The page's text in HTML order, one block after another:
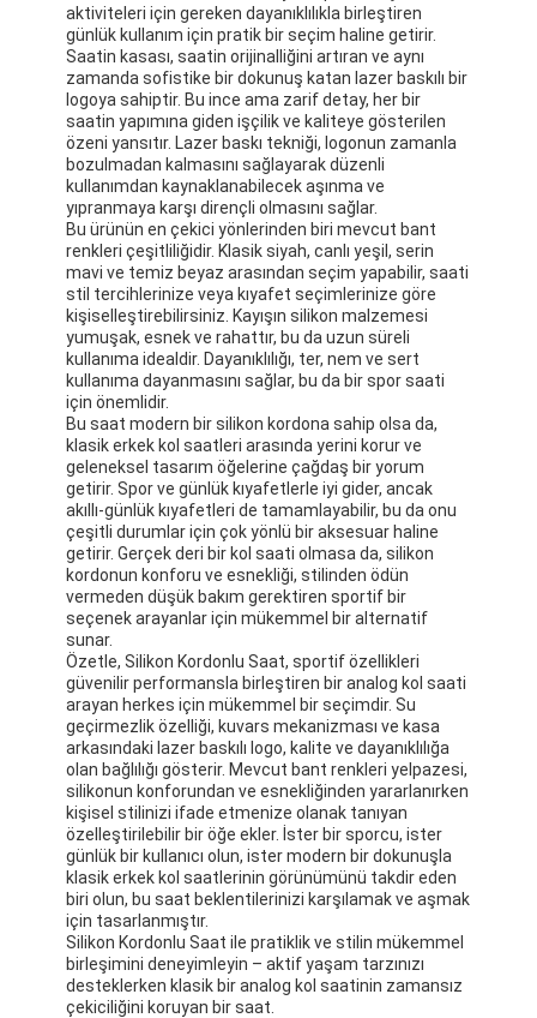
Evde
Ürün
Hakkımızda
Fabrika Turu
Kalite kontrolü
Bizimle İletişim
Haberler
Davalar
Blog
aktiviteleri için gereken dayanıklılıkla birleştiren
günlük kullanım için pratik bir seçim haline getirir.
Saatin kasası, saatin orijinalliğini artıran ve aynı
zamanda sofistike bir dokunuş katan lazer baskılı bir
logoya sahiptir. Bu ince ama zarif detay, her bir
saatin yapımına giden işçilik ve kaliteye gösterilen
özeni yansıtır. Lazer baskı tekniği, logonun zamanla
bozulmadan kalmasını sağlayarak düzenli
kullanımdan kaynaklanabilecek aşınma ve
yıpranmaya karşı dirençli olmasını sağlar.
Bu ürünün en çekici yönlerinden biri mevcut bant
renkleri çeşitliliğidir. Klasik siyah, canlı yeşil, serin
mavi ve temiz beyaz arasından seçim yapabilir, saati
stil tercihlerinize veya kıyafet seçimlerinize göre
kişiselleştirebilirsiniz. Kayışın silikon malzemesi
yumuşak, esnek ve rahattır, bu da uzun süreli
kullanıma idealdir. Dayanıklılığı, ter, nem ve sert
kullanıma dayanmasını sağlar, bu da bir spor saati
için önemlidir.
Bu saat modern bir silikon kordona sahip olsa da,
klasik erkek kol saatleri arasında yerini korur ve
geleneksel tasarım öğelerine çağdaş bir yorum
getirir. Spor ve günlük kıyafetlerle iyi gider, ancak
akıllı-günlük kıyafetleri de tamamlayabilir, bu da onu
çeşitli durumlar için çok yönlü bir aksesuar haline
getirir. Gerçek deri bir kol saati olmasa da, silikon
kordonun konforu ve esnekliği, stilinden ödün
vermeden düşük bakım gerektiren sportif bir
seçenek arayanlar için mükemmel bir alternatif
sunar.
Özetle, Silikon Kordonlu Saat, sportif özellikleri
güvenilir performansla birleştiren bir analog kol saati
arayan herkes için mükemmel bir seçimdir. Su
geçirmezlik özelliği, kuvars mekanizması ve kasa
arkasındaki lazer baskılı logo, kalite ve dayanıklılığa
olan bağlılığı gösterir. Mevcut bant renkleri yelpazesi,
silikonun konforundan ve esnekliğinden yararlanırken
kişisel stilinizi ifade etmenize olanak tanıyan
özelleştirilebilir bir öğe ekler. İster bir sporcu, ister
günlük bir kullanıcı olun, ister modern bir dokunuşla
klasik erkek kol saatlerinin görünümünü takdir eden
biri olun, bu saat beklentilerinizi karşılamak ve aşmak
için tasarlanmıştır.
Silikon Kordonlu Saat ile pratiklik ve stilin mükemmel
birleşimini deneyimleyin – aktif yaşam tarzınızı
desteklerken klasik bir analog kol saatinin zamansız
çekiciliğini koruyan bir saat.